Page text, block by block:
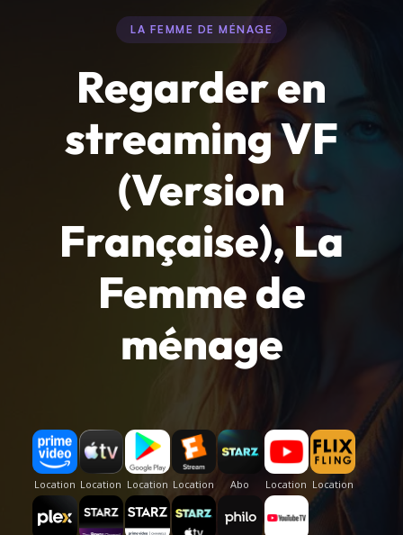
LA FEMME DE MÉNAGE
Regarder en
streaming VF
(Version
Française), La
Femme de
ménage